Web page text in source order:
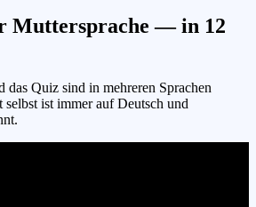
Muttersprache — in 12
das Quiz sind in mehreren Sprachen
ist immer auf Deutsch und